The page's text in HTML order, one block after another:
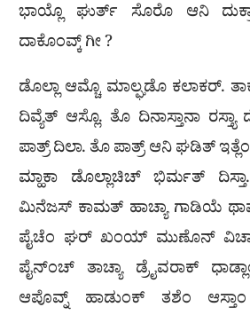
ಭಾಯ್ಲೊ ಘುರ್ತ್ ಸೊರೊ ಆನಿ
ದಾಕೊಂವ್ಕ್ ಗೀ ?
ಡೊಲ್ಲಾ ಆಮ್ಚೊ ಮಾಲ್ಘಡೊ ಕಲಾಕರ್.
ದಿವ್ಯೆತ್ ಆಸ್ಲೊ. ತೊ ದಿನಾಸ್ತಾನಾ ರಸ್ತ್ಯಾ
ಪಾತ್ರ್ ದಿಲಾ. ತೊ ಪಾತ್ರ್ ಆನಿ ಘಡಿತ್
ಮ್ಹಾಕಾ ಡೊಲ್ಲಾಚಿಚ್ ಭಿರ್ಮತ್
ಮಿನೆಜಸ್ ಕಾಮತ್ ಹಾಚ್ಯಾ ಗಾಡಿಯೆ
ಪೈಚೆಂ ಘರ್ ಖಂಯ್ ಮುಣೊನ್
ಪೈನ್ಂಚ್ ತಾಚ್ಯಾ ಡ್ರೈವರಾಕ್
ಆಪೊವ್ನ್ ಹಾಡುಂಕ್ ತಶೆಂ